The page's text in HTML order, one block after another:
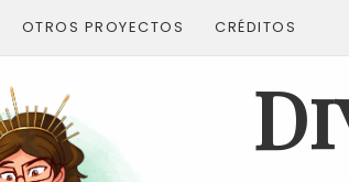
OTROS PROYECTOS CRÉDITOS